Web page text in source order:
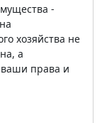
-
хозяйства не
а
права и